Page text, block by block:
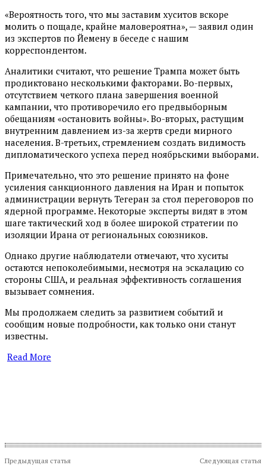
«Вероятность того, что мы заставим хуситов вскоре
молить о пощаде, крайне маловероятна», — заявил один
из экспертов по Йемену в беседе с нашим
корреспондентом.
Аналитики считают, что решение Трампа может быть
продиктовано несколькими факторами. Во-первых,
отсутствием четкого плана завершения военной
кампании, что противоречило его предвыборным
обещаниям «остановить войны». Во-вторых, растущим
внутренним давлением из-за жертв среди мирного
населения. В-третьих, стремлением создать видимость
дипломатического успеха перед ноябрьскими выборами.
Примечательно, что это решение принято на фоне
усиления санкционного давления на Иран и попыток
администрации вернуть Тегеран за стол переговоров по
ядерной программе. Некоторые эксперты видят в этом
шаге тактический ход в более широкой стратегии по
изоляции Ирана от региональных союзников.
Однако другие наблюдатели отмечают, что хуситы
остаются непоколебимыми, несмотря на эскалацию со
стороны США, и реальная эффективность соглашения
вызывает сомнения.
Мы продолжаем следить за развитием событий и
сообщим новые подробности, как только они станут
известны.
Read More
Предыдущая статья Следующая статья